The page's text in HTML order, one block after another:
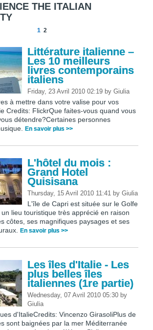
THE ITALIAN
1 2
Littérature italienne –
Les 10 meilleurs
livres contemporains
italiens
Friday, 23 Avril 2010 02:19 by Giulia
à mettre dans votre valise pour vos
Credits: FlickrQue faites-vous quand vous
détendre?Certaines personnes
En savoir plus >>
L'hôtel du mois :
Grand Hotel
Quisisana
Thursday, 15 Avril 2010 11:41 by Giulia
L'île de Capri est située sur le Golfe
lieu touristique très apprécié en raison
côtes, ses magnifiques paysages et ses
En savoir plus >>
Les îles d'Italie - Les
plus belles îles
italiennes (1re partie)
Wednesday, 07 Avril 2010 05:30 by
Giulia
d'ItalieCredits: Vincenzo GirasoliPlus de
sont baignées par la mer Méditerranée